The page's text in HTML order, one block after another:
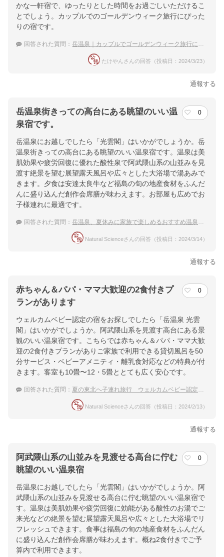
かな一軒宿で、ゆったりとした時間をお過ごしいただけるこ
とでしょう。カップルでのゴールデンウィーク旅行にぴった
りの宿です。
回答された質問： 岳温泉｜カップルでゴールデンウィーク旅行におすすめの温泉宿は？
たけやんさんの回答（投稿日：2024/3/23）
通報する
岳温泉街きっての高台にある眺望のいい温
泉宿です。
0
岳温泉にお越しでしたら「光雲閣」はいかがでしょうか。岳
温泉街きっての高台にある眺望のいい温泉宿です。温泉は美
肌効果や疲労回復に優れた酸性泉で阿武隈山系の山並みを見
渡す絶景を望む展望露天風呂や広々とした大浴場で湯あみで
きます。夕食は安達太良牛など福島の旬の地産食材をふんだ
んに盛り込んだ創作会席膳が味わえます。お部屋も広めでお
子様連れに最適です。
回答された質問： 岳温泉、夏休みに家族で楽しめるおすすめ温泉宿は？
Natural Scienceさんの回答（投稿日：2024/3/14）
通報する
赤ちゃん＆パパ・ママ大歓迎の2食付きプ
ランがあります
0
ウェルカムベビー認定の宿をお探しでしたら「岳温泉 光雲
閣」はいかがでしょうか。阿武隈山系を見渡す高台にある景
観のいい温泉宿です。こちらでは赤ちゃん＆パパ・ママ大歓
迎の2食付きプランがありご家族で利用できる貸切風呂を50
分サービス・ベビーアメニティ・離乳食対応などの特典が付
きます。客室も10畳〜12・5畳ととても広く安心です。
回答された質問： 夏の東北へ子連れ旅行 ウェルカムベビー認定の宿でおすすめは？
Natural Scienceさんの回答（投稿日：2024/2/13）
通報する
阿武隈山系の山並みを見渡せる高台に佇む
眺望のいい温泉宿
0
岳温泉にお越しでしたら「光雲閣」はいかがでしょうか。阿
武隈山系の山並みを見渡せる高台に佇む眺望のいい温泉宿で
す。温泉は美肌効果や疲労回復に効能がある酸性のお湯でご
来光などの絶景を望む展望露天風呂や広々とした大浴場でリ
フレッシュできます。食事は福島の旬の地産食材をふんだん
に盛り込んだ創作会席膳が味わえます。概ね2食付きでご予
算内で利用できます。